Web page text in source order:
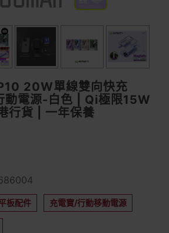
20W單線雙向快充
電源-白色 | Qi極限15W
行貨 | 一年保養
板配件 充電寶/行動移動電源